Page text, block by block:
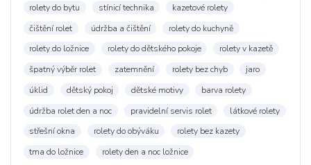
rolety do bytu
stínicí technika
kazetové rolety
čištění rolet
údržba a čištění
rolety do kuchyně
rolety do ložnice
rolety do dětského pokoje
rolety v kazetě
špatný výběr rolet
zatemnění rolety bez chyb
jaro
úklid
dětský pokoj dětské motivy
barva rolety
údržba rolet den a noc
pravidelní servis rolet
látkové rolety
střešní okna
rolety do obýváku
rolety bez kazety
tma do ložnice
rolety den a noc ložnice